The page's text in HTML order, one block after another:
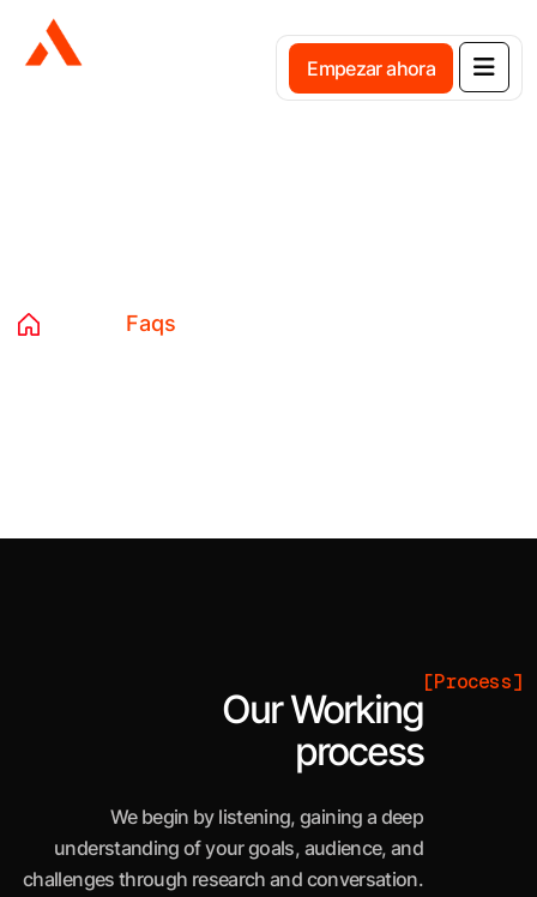
Empezarahora
Faqs
Our Working
process
We begin by listening, gaining a deep
understanding of your goals, audience, and
challenges through research and conversation.
[Process]